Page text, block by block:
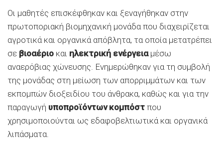
Οι μαθητές επισκέφθηκαν και ξεναγήθηκαν στην
πρωτοποριακή βιομηχανική μονάδα που διαχειρίζεται
αγροτικά και οργανικά απόβλητα, τα οποία μετατρέπει
σε βιοαέριο και ηλεκτρική ενέργειαμέσω
αναερόβιας χώνευσης. Ενημερώθηκαν για τη συμβολή
της μονάδας στη μείωση των απορριμμάτων και των
εκπομπών διοξειδίου του άνθρακα, καθώς και για την
παραγωγή υποπροϊόντων κομπόστ που
χρησιμοποιούνται ως εδαφοβελτιωτικά και οργανικά
λιπάσματα.